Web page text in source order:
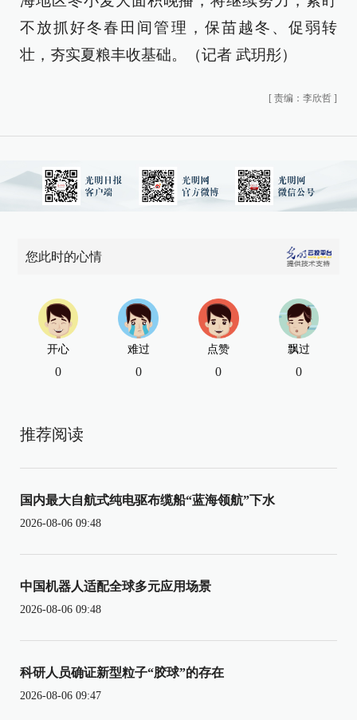
不放抓好冬春田间管理，保苗越冬、促弱转
壮，夯实夏粮丰收基础。（记者 武玥彤）
[ 责编：李欣哲 ]
您此时的心情
开心
0
难过
0
点赞
0
飘过
0
推荐阅读
国内最大自航式纯电驱布缆船“蓝海领航”下水
2026-08-06 09:48
中国机器人适配全球多元应用场景
2026-08-06 09:48
科研人员确证新型粒子“胶球”的存在
2026-08-06 09:47